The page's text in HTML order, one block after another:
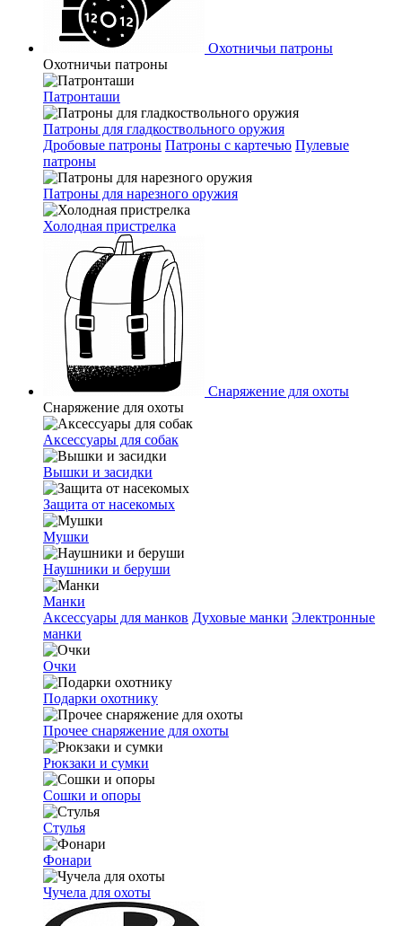
Охотничьи патроны
Охотничьи патроны
Патронташи
Патроны для гладкоствольного оружия
Дробовые патроны Патроны с картечью Пулевые
патроны
Патроны для нарезного оружия
Холодная пристрелка
Снаряжение для охоты
Снаряжение для охоты
Аксессуары для собак
Вышки и засидки
Защита от насекомых
Мушки
Наушники и беруши
Манки
Аксессуары для манков Духовые манки Электронные
манки
Очки
Подарки охотнику
Прочее снаряжение для охоты
Рюкзаки и сумки
Сошки и опоры
Стулья
Фонари
Чучела для охоты